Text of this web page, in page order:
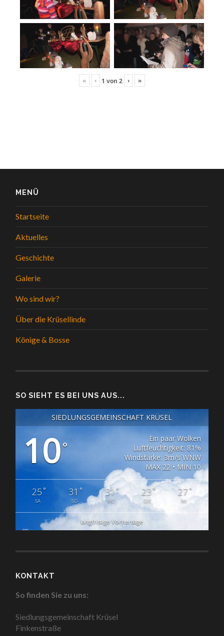
« ‹ 1 von 2 › »
MENÜ
Startseite
Aktuelles
Geschichte
Galerie
Wo sind wir?
Über die Krüsellinde
Könige & Bosse
SO SIEHT ES BEI UNS AUS...
SIEDLUNGSGEMEINSCHAFT KRÜSEL
10°
Ein paar Wolken
Luftfeuchtigkeit: 81%
Windstärke: 3m/s WNW
MAX 22 • MIN 10
25°
SA
31 °
SO
31°
MO
23°
DIE
27°
MI
langfristige Vorhersage
KONTAKT
So finden Sie zu uns:
Siedlungsgemeinschaft Krüsel
Finkenstraße